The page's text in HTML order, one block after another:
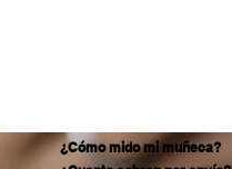
¿Cómo mido mi muñeca?